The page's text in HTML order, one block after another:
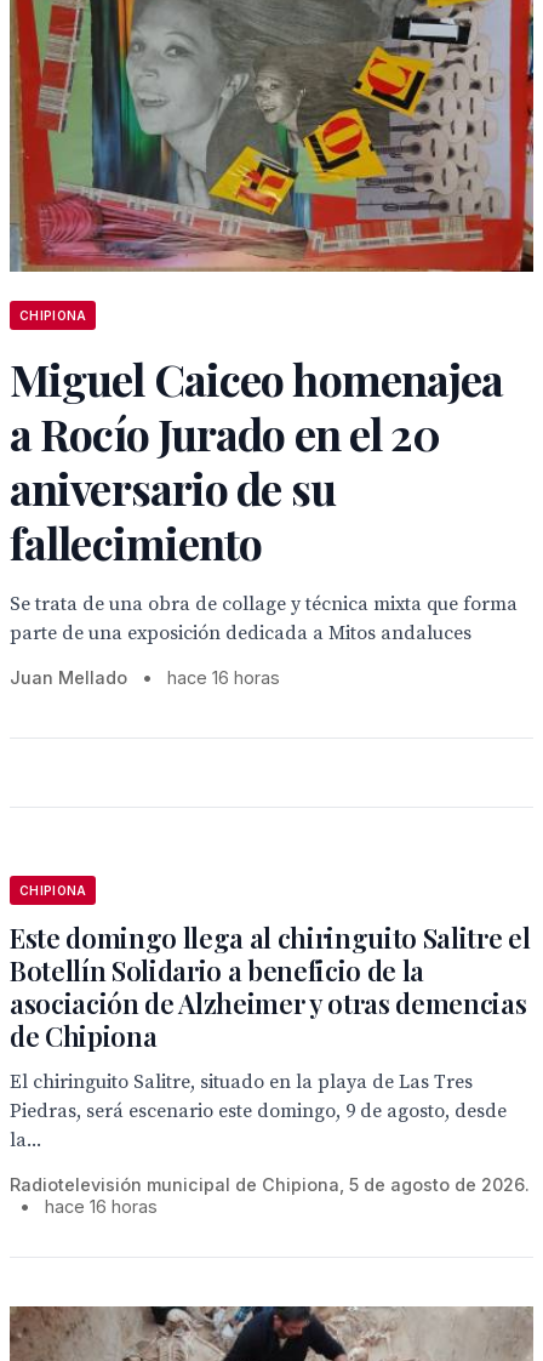
CHIPIONA
Miguel Caiceo homenajea
a Rocío Jurado en el 20
aniversario de su
fallecimiento
Se trata de una obra de collage y técnica mixta que forma
parte de una exposición dedicada a Mitos andaluces
Juan Mellado • hace 16 horas
CHIPIONA
Este domingo llega al chiringuito Salitre el
Botellín Solidario a beneficio de la
asociación de Alzheimer y otras demencias
de Chipiona
El chiringuito Salitre, situado en la playa de Las Tres
Piedras, será escenario este domingo, 9 de agosto, desde
la...
Radiotelevisión municipal de Chipiona, 5 de agosto de 2026.
•
hace 16 horas